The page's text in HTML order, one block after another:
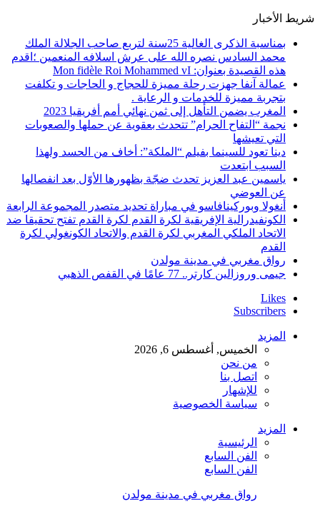
شريط الأخبار
بمناسبة الذكرى الغالية 25سنة لتربع صاحب الجلالة الملك
محمد السادس نصره الله على عرش اسلافه المنعمين ؛اقدم
هذه القصيدة بعنوان: Mon fidèle Roi Mohammed vI
عمالة آنفا جهزت رحلة مميزة للحجاج و الحاجات و تكلفت
بتجربة مميزة للخدمات و الرعاية .
المغرب يضمن التأهل إلى ثمن نهائي أمم أفريقيا 2023
نجمة “التفاح الحرام” تتحدث بعقوية عن حملها والصعوبات
التي تعيشها
دينا تعود للسينما بفيلم “الملكة”: أخاف من الحسد ولهذا
السبب ابتعدت
ياسمين عبد العزيز تحدث ضجّة بظهورها الأوّل بعد انفصالها
عن العوضي
أنغولا وبوركينافاسو في مباراة تحديد متصدر المجموعة الرابعة
الكونفيدرالية الإفريقية لكرة القدم لكرة القدم تفتح تحقيقا ضد
الاتحاد الملكي المغربي لكرة القدم والاتحاد الكونغولي لكرة
القدم
رواق مغربي في مدينة مولدن
جيمى وروزالين كارتر.. 77 عامًا في القفص الذهبي
Likes
Subscribers
المزيد
الخميس, أغسطس 6, 2026
من نحن
اتصل بنا
للإشهار
سياسة الخصوصية
المزيد
الرئيسية
الفن السابع
الفن السابع
رواق مغربي في مدينة مولدن